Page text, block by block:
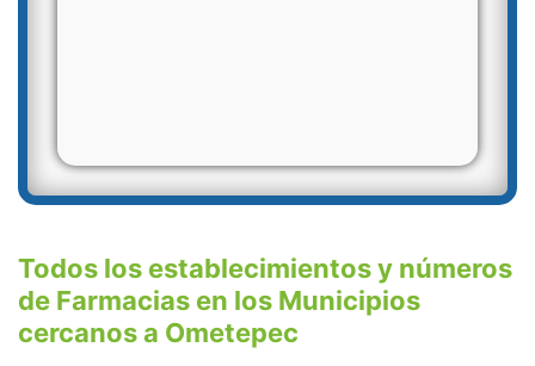
Todos los establecimientos y números
de Farmacias en los Municipios
cercanos a Ometepec